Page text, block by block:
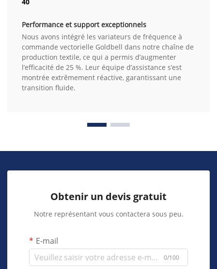
Performance et support exceptionnels
Nous avons intégré les variateurs de fréquence à
commande vectorielle Goldbell dans notre chaîne de
production textile, ce qui a permis d’augmenter
l’efficacité de 25 %. Leur équipe d’assistance s’est
montrée extrêmement réactive, garantissant une
transition fluide.
Obtenir un devis gratuit
Notre représentant vous contactera sous peu.
E-mail
0/100